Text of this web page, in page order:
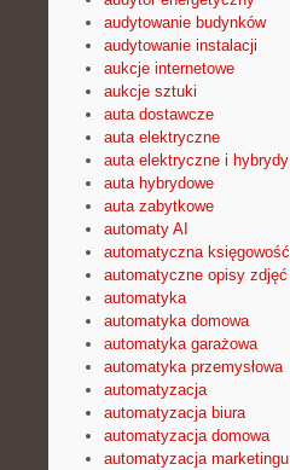
audytowanie budynków
audytowanie instalacji
aukcje internetowe
aukcje sztuki
auta dostawcze
auta elektryczne
auta elektryczne i hybrydy
auta hybrydowe
auta zabytkowe
automaty AI
automatyczna księgowość
automatyczne opisy zdjęć
automatyka
automatyka domowa
automatyka garażowa
automatyka przemysłowa
automatyzacja
automatyzacja biura
automatyzacja domowa
automatyzacja marketingu